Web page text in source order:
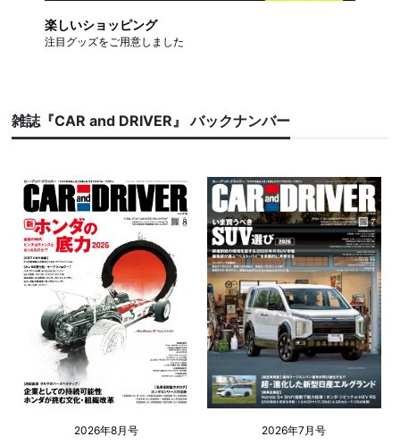
楽しいショッピング
注目グッズをご用意しました
雑誌『CAR and DRIVER』 バックナンバー
2026年8月号 2026年7月号